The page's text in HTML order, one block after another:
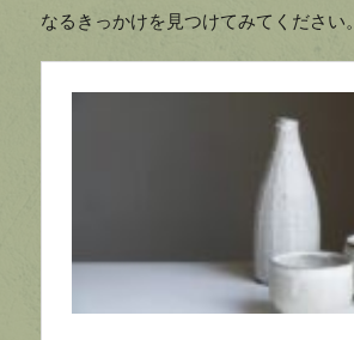
なるきっかけを見つけてみてください。